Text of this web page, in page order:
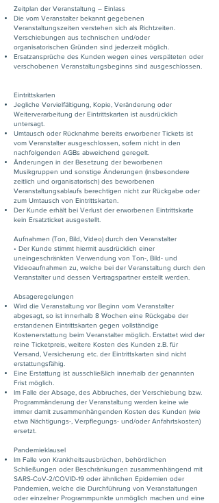
Zeitplan der Veranstaltung – Einlass
Die vom Veranstalter bekannt gegebenen
Veranstaltungszeiten verstehen sich als Richtzeiten.
Verschiebungen aus technischen und/oder
organisatorischen Gründen sind jederzeit möglich.
Ersatzansprüche des Kunden wegen eines verspäteten oder
verschobenen Veranstaltungsbeginns sind ausgeschlossen.
Eintrittskarten
Jegliche Vervielfältigung, Kopie, Veränderung oder
Weiterverarbeitung der Eintrittskarten ist ausdrücklich
untersagt.
Umtausch oder Rücknahme bereits erworbener Tickets ist
vom Veranstalter ausgeschlossen, sofern nicht in den
nachfolgenden AGBs abweichend geregelt.
Änderungen in der Besetzung der beworbenen
Musikgruppen und sonstige Änderungen (insbesondere
zeitlich und organisatorisch) des beworbenen
Veranstaltungsablaufs berechtigen nicht zur Rückgabe oder
zum Umtausch von Eintrittskarten.
Der Kunde erhält bei Verlust der erworbenen Eintrittskarte
kein Ersatzticket ausgestellt.
Aufnahmen (Ton, Bild, Video) durch den Veranstalter
• Der Kunde stimmt hiermit ausdrücklich einer
uneingeschränkten Verwendung von Ton-, Bild- und
Videoaufnahmen zu, welche bei der Veranstaltung durch den
Veranstalter und dessen Vertragspartner erstellt werden.
Absageregelungen
Wird die Veranstaltung vor Beginn vom Veranstalter
abgesagt, so ist innerhalb 8 Wochen eine Rückgabe der
erstandenen Eintrittskarten gegen vollständige
Kostenerstattung beim Veranstalter möglich. Erstattet wird der
reine Ticketpreis, weitere Kosten des Kunden z.B. für
Versand, Versicherung etc. der Eintrittskarten sind nicht
erstattungsfähig.
Eine Erstattung ist ausschließlich innerhalb der genannten
Frist möglich.
Im Falle der Absage, des Abbruches, der Verschiebung bzw.
Programmänderung der Veranstaltung werden keine wie
immer damit zusammenhängenden Kosten des Kunden (wie
etwa Nächtigungs-, Verpflegungs- und/oder Anfahrtskosten)
ersetzt.
Pandemieklausel
Im Falle von Krankheitsausbrüchen, behördlichen
Schließungen oder Beschränkungen zusammenhängend mit
SARS-CoV-2/COVID-19 oder ähnlichen Epidemien oder
Pandemien, welche die Durchführung von Veranstaltungen
oder einzelner Programmpunkte unmöglich machen und eine